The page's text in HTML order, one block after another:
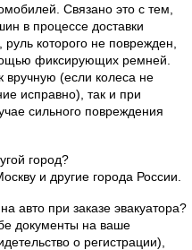
Связано это с тем,
в процессе доставки
которого не поврежден,
фиксирующих ремней.
вручную (если колеса не
исправно), так и при
сильного повреждения
город?
и другие города России.
авто при заказе эвакуатора?
документы на ваше
о регистрации),